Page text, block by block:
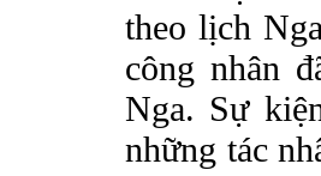
theo lịch
công nhân
Nga. Sự
những tác